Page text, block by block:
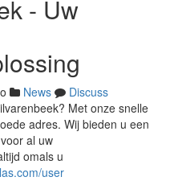
- Uw
News
Discuss
Met onze snelle
adres. Wij bieden u een
al uw
omals u
user